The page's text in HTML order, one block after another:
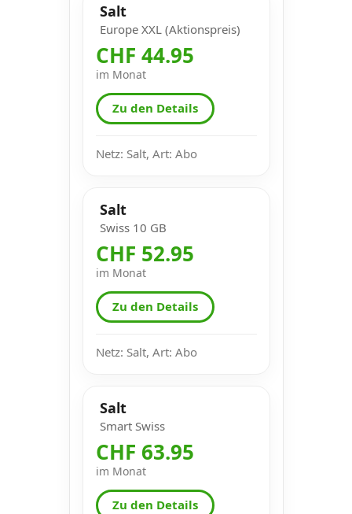
Salt
Europe XXL (Aktionspreis)
CHF 44.95
im Monat
Zu den Details
Netz: Salt, Art: Abo
Salt
Swiss 10 GB
CHF 52.95
im Monat
Zu den Details
Netz: Salt, Art: Abo
Salt
Smart Swiss
CHF 63.95
im Monat
Zu den Details